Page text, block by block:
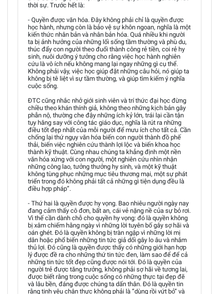
thời sự. Trước hết là:
- Quyền được văn hóa. Đây không phải chỉ là quyền được
học hành, nhưng còn là bảo vệ sự khôn ngoan, nghĩa là một
kiến thức nhân bản và nhân bản hóa. Quá nhiều khi người
ta bị ảnh hưởng của những lối sống tầm thường và phù du,
thúc đẩy con người theo đuổi thành công rẻ tiền, coi rẻ hy
sinh, nuôi dưỡng ý tưởng cho rằng việc học hành nghiên
cứu là vô ích nếu không mang lại ngay những gì cụ thể.
Không phải vậy, việc học giúp đặt những câu hỏi, nó giúp ta
không bị tê liệt vì sự tầm thường, và giúp tìm kiếm ý nghĩa
cuộc sống.
ĐTC cũng nhắc nhở giới sinh viên và trí thức đại học đừng
chiều theo khán thính giả, không theo những kịch bản gây
phẫn nộ, thường che đậy những ích kỷ lớn, trái lại cần tận
tụy hăng say với công tác giáo dục, nghĩa là rút ra những
điều tốt đẹp nhất của mỗi người để mưu ích cho tất cả. Cần
chống lại thứ ngụy văn hóa biến con người thành đồ phế
thải, biến việc nghiên cứu thành lợi lộc và biến khoa học
thành kỹ thuật. Cùng nhau chúng ta khẳng định một nền
văn hóa xứng với con người, một nghiên cứu nhìn nhận
những công lao, tưởng thưởng hy sinh, và một kỹ thuật
không tùng phục những mục tiêu thương mại, một sự phát
triển trong đó không phải tất cả những gì tiện dụng đều là
điều hợp pháp”.
- Thứ hai là quyền được hy vọng. Bao nhiêu người ngày nay
đang cảm thấy cô đơn, bất an, cái vẻ nặng nề của sự bỏ rơi.
Vì thế cần dành chỗ cho quyền hy vọng: đó là quyền không
bị xâm chiếm hằng ngày vì những lời tuyên bố gây sợ hãi và
oán ghét. Đó là quyền không bị tràn ngập vì những lời mị
dân hoặc phổ biến những tin tức giả dối gây lo âu và nhắm
thủ lợi. Đó cũng là quyền được thấy có những giới hạn hợp
lý được đề ra cho những thứ tin tức đen, làm sao để để cả
những tin tức tốt đẹp cũng được nói tới. Đó là quyền của
người trẻ được tăng trưởng, không phải sợ hãi về tương lai,
được biết rằng trong cuộc sống có những thực tại đẹp đẽ
và lâu bền, đáng được chúng ta dấn thân. Đó là quyền tin
rằng tinh yêu chân thực không phải là ”dùng rồi vứt bỏ” và